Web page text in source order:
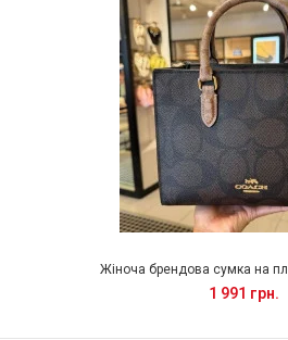
Жіноча брендова сумка на
1 991 грн.